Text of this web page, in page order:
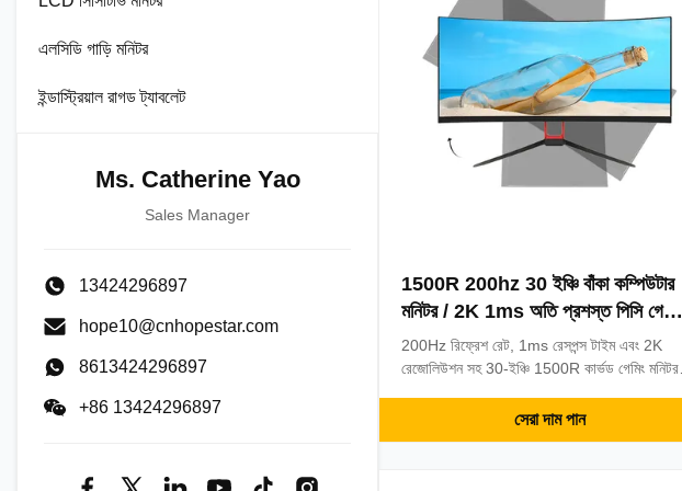
এলসিডি গাড়ি মনিটর
ইন্ডাস্ট্রিয়াল রাগড ট্যাবলেট
Ms. Catherine Yao
Sales Manager
13424296897
hope10@cnhopestar.com
8613424296897
+86 13424296897
1500R 200hz 30 ইঞ্চি বাঁকা কম্পিউটার
মনিটর / 2K 1ms অতি প্রশস্ত পিসি গেমিং
মনিটর
200Hz রিফ্রেশ রেট, 1ms রেসপন্স টাইম এবং 2K
রেজোলিউশন সহ 30-ইঞ্চি 1500R কার্ভড গেমিং মনিটর।
বছরের ওয়ারেন্টি। ই-স্পোর্টস এবং ইন্টারনেট ক্যাফেগুলির
সেরা দাম পান